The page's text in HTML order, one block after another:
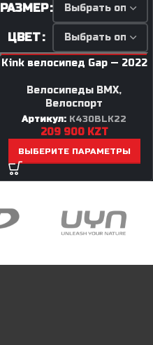
РАЗМЕР
ЦВЕТ
Kink велосипед Gap — 2022
Велосипеды BMX,
Велоспорт
Артикул: K430BLK22
209 900 KZT
ВЫБЕРИТЕ ПАРАМЕТРЫ